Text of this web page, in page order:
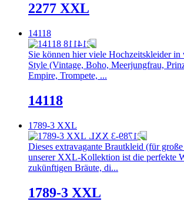
2277 XXL
14118
Sie können hier viele Hochzeitskleider in
Style (Vintage, Boho, Meerjungfrau,
Empire, Trompete, ...
14118
1789-3 XXL
Dieses extravagante Brautkleid (für
unserer XXL-Kollektion ist die perfekte
zukünftigen Bräute, di...
1789-3 XXL